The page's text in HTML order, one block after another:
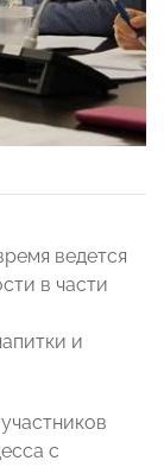
ведется
в части
и
с